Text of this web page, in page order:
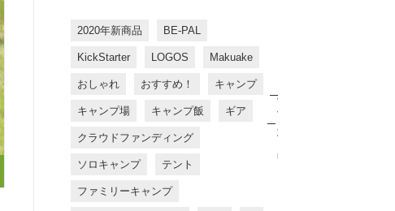
2020年新商品 BE-PAL
KickStarter LOGOS Makuake
おしゃれ おすすめ！ キャンプ
キャンプ場 キャンプ飯 ギア
クラウドファンディング
ソロキャンプ テント
ファミリーキャンプ
す
す
め
商
品